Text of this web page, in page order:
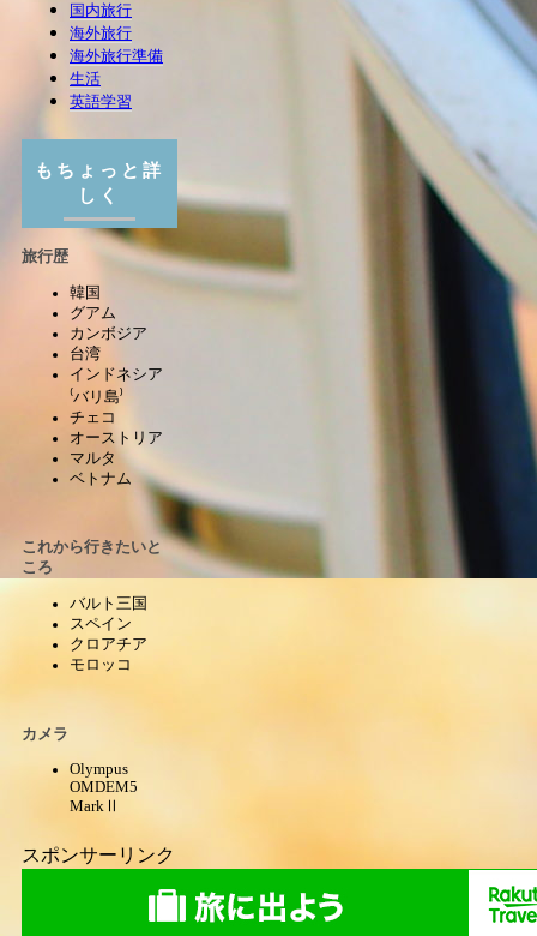
国内旅行
海外旅行
海外旅行準備
生活
英語学習
もちょっと詳
しく
旅行歴
韓国
グアム
カンボジア
台湾
インドネシア
⁽バリ島⁾
チェコ
オーストリア
マルタ
ベトナム
これから行きたいと
ころ
バルト三国
スペイン
クロアチア
モロッコ
カメラ
Olympus
OMDEM5
MarkⅡ
スポンサーリンク